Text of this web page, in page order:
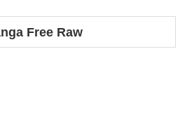
Free Raw